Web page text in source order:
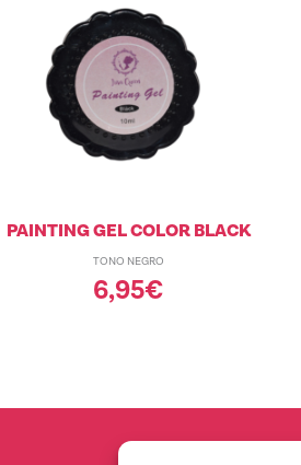
PAINTING GEL COLOR BLACK
TONO NEGRO
6,95€